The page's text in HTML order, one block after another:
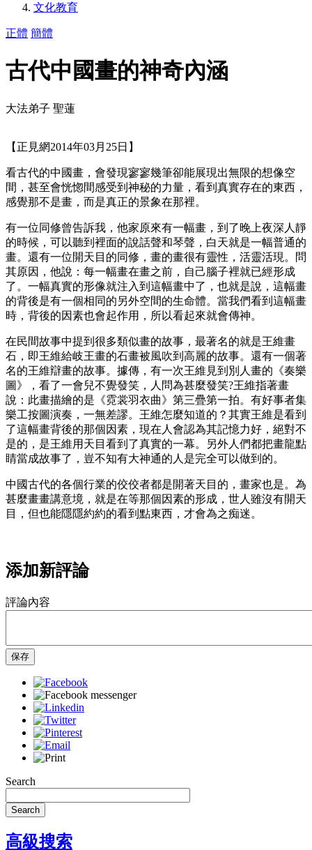
文化教育
正體 簡體
古代中國畫的神奇內涵
大法弟子 聖蓮
【正見網2014年03月25日】
看古代的中國畫，會發現寥寥幾筆卻能展現出無限的想像空
間，甚至會恍惚間感受到神秘的力量，看到真實存在的東西，
感覺那不是畫，而是真正的景象在那裡。
有一位同修曾告訴我，他家原來有一幅畫，到了晚上夜深人靜
的時候，可以聽到裡面的說話聲和琴聲，白天就是一幅普通的
畫。還有一位開天目的同修，畫的畫很有靈性，活靈活現。問
其原因，他說：每一幅畫在畫之前，自己腦子裡就已經形成
了。一幅真實的形像就注入到這幅畫中了，也就是說，這幅畫
的背後是有一個相同的另外空間的生命體。當我們看到這幅畫
時，背後的因素也會起作用，所以看起來就會傳神。
在民間故事中提到很多類似畫的故事，最著名的就是王維畫
石，即王維給岐王畫的石畫被風吹到高麗的故事。還有一個著
名的王維辯畫的故事。據傳，有一次王維見到別人畫的《奏樂
圖》，看了一會兒不覺發笑，人問為甚麼發笑?王維指著畫
說：此畫描繪的是《霓裳羽衣曲》第三疊第一拍。有好事者集
樂工按圖演奏，一無差謬。王維怎麼知道的？其實王維是看到
了這幅畫背後的那個因素，現在人會認為其記憶力好，絕對不
是的，是王維用天目看到了真實的一幕。另外人們都把畫龍點
睛當成故事了，豈不知有大神通的人是完全可以做到的。
中國古代的各個行業的佼佼者都是開著天目的，畫家也是。為
甚麼畫畫講意境，就是在等那個因素的形成，世人雖沒有開天
目，但也能隱隱約約的看到點東西，才會為之痴迷。
添加新評論
評論內容
保存
Search
Search
高級搜索